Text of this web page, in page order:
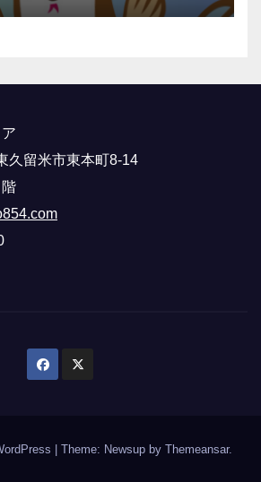
久留米市東本町8-14
Theme: Newsup by Themeansar.